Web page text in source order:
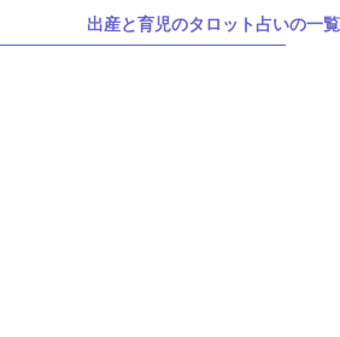
出産と育児のタロット占いの一覧